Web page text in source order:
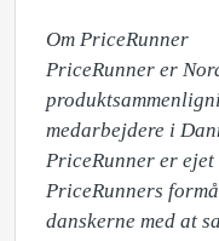
Om PriceRunner
PriceRunner er
medarbejdere i
PriceRunner er
PriceRunners
danskerne med at